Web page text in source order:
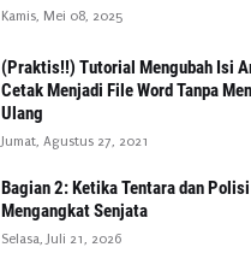
Kamis, Mei 08, 2025
(Praktis!!) Tutorial Mengubah Isi
Cetak Menjadi File Word Tanpa
Ulang
Jumat, Agustus 27, 2021
Bagian 2: Ketika Tentara dan
Mengangkat Senjata
Selasa, Juli 21, 2026